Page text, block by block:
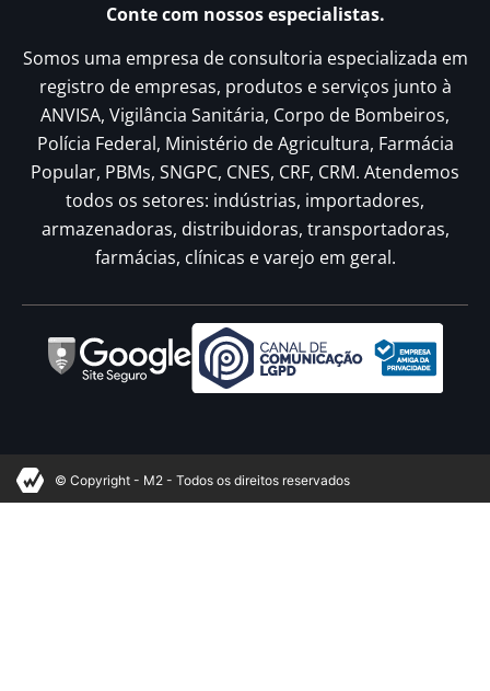
Conte com nossos especialistas.
Somos uma empresa de consultoria especializada em
registro de empresas, produtos e serviços junto à
ANVISA, Vigilância Sanitária, Corpo de Bombeiros,
Polícia Federal, Ministério de Agricultura, Farmácia
Popular, PBMs, SNGPC, CNES, CRF, CRM. Atendemos
todos os setores: indústrias, importadores,
armazenadoras, distribuidoras, transportadoras,
farmácias, clínicas e varejo em geral.
© Copyright - M2 - Todos os direitos reservados